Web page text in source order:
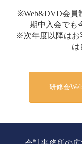
※Web&DVD会員
期中入会でも
※次年度以降はお
は
研修会